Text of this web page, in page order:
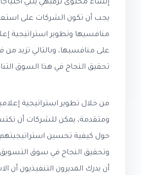
إنشاء محتوى ترفيهي يلبي
يجب أن تكون الشركات على
منافسيها وتطوير استراتيجية
على منافسيها، وبالتالي تزيد
تحقيق النجاح في هذا السوق
من خلال تطوير استراتيجية
ومتقدمة، يمكن للشركات أن
حول كيفية تحسين استراتيجيتهم
وتحقيق النجاح في سوق
أن يدرك المديرون التنفيذيون أن